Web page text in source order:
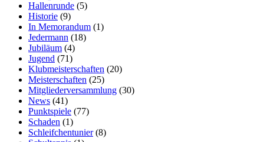
Hallenrunde (5)
Historie (9)
In Memorandum (1)
Jedermann (18)
Jubiläum (4)
Jugend (71)
Klubmeisterschaften (20)
Meisterschaften (25)
Mitgliederversammlung (30)
News (41)
Punktspiele (77)
Schaden (1)
Schleifchentunier(8)